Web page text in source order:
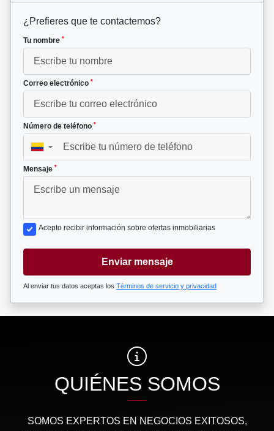
¿Prefieres que te contactemos?
Tu nombre *
Correo electrónico *
Número de teléfono *
▼
Mensaje *
Acepto recibir información sobre ofertas inmobiliarias
Enviar mensaje
Al enviar tus datos aceptas los Términos de servicio y privacidad
QUIÉNES SOMOS
SOMOS EXPERTOS EN NEGOCIOS EXITOSOS,